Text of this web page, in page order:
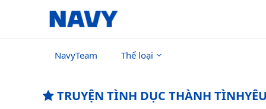
NavyTeam Thể loại
TRUYỆN TÌNH DỤC THÀNH